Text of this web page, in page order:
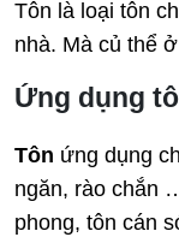
Tôn là loại tôn
nhà. Mà củ thể
Ứng dụng
Tôn ứng dụng
ngăn, rào chắn
phong, tôn cán